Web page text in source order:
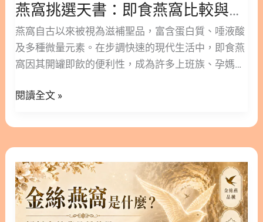
燕窩挑選天書：即食燕窩比較與固形物含量判讀，避開添加物地雷
燕窩自古以來被視為滋補聖品，富含蛋白質、唾液酸
及多種微量元素。在步調快速的現代生活中，即食燕
窩因其開罐即飲的便利性，成為許多上班族、孕媽咪
入了解即食燕窩的各種細節，從不同產品的比較、正
的高品質燕窩。 ○ 版本閱讀│懷孕與術後調養必讀：
即食燕窩吃法、攝取量與保存細節深度解析 隱藏/顯
示內容目錄 內容目錄 : 顯示/隱藏 1. 即食燕窩是什
麼？現代人的養生首選 1.1. 即食燕窩的定義與種類
1.2. 即食燕窩與乾燕窩的優缺點分析 2. 小插曲│為什
麼營養師更推薦「乾燕窩」？真正的滋補，從一鍋燉
含
量
判
讀，
開
加
雷
閱讀全文 »
絲
燕
窩